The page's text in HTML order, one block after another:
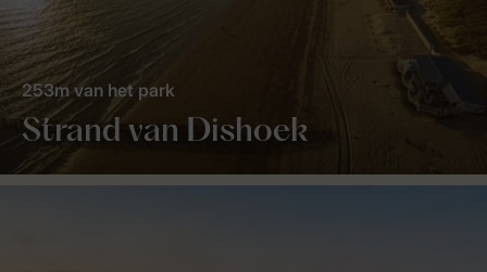
Strand van Dishoek
253m van het park